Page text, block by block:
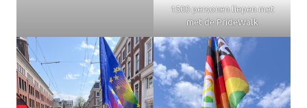
1500 personen liepen met
met de PrideWalk